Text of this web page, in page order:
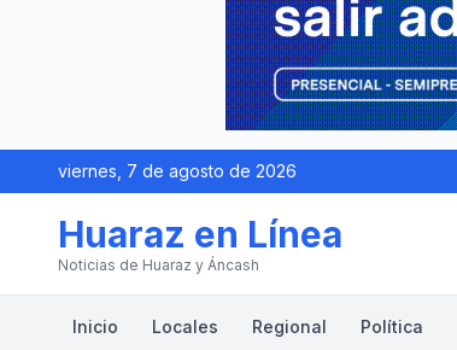
viernes, 7 de agosto de 2026
Huaraz en Línea
Noticias de Huaraz y Áncash
Inicio Locales Regional Política